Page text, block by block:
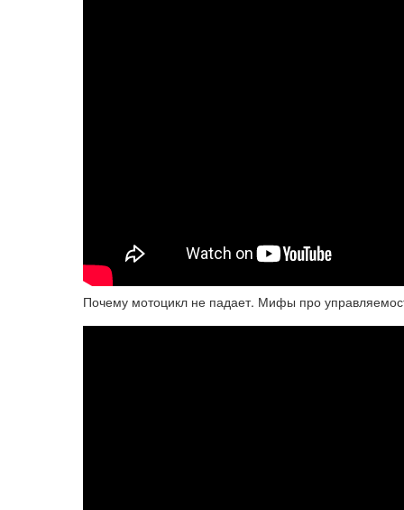
Почему мотоцикл не падает. Мифы про